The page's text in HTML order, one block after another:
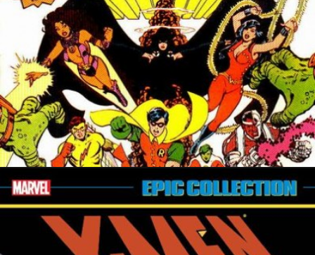
8 mai 2022